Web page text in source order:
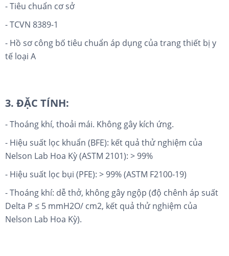
- Tiêu chuẩn cơ sở
- TCVN 8389-1
- Hồ sơ công bố tiêu chuẩn áp dụng của trang thiết bị y
tế loại A
3. ĐẶC TÍNH:
- Thoáng khí, thoải mái. Không gây kích ứng.
- Hiệu suất lọc khuẩn (BFE): kết quả thử nghiệm của
Nelson Lab Hoa Kỳ (ASTM 2101): > 99%
- Hiệu suất lọc bụi (PFE): > 99% (ASTM F2100-19)
- Thoáng khí: dễ thở, không gây ngộp (độ chênh áp suất
Delta P ≤ 5 mmH­2O/ cm2, kết quả thử nghiệm của
Nelson Lab Hoa Kỳ).